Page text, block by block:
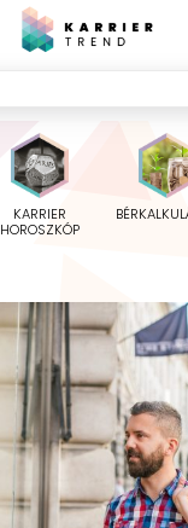
KARRIER
HOROSZKÓP